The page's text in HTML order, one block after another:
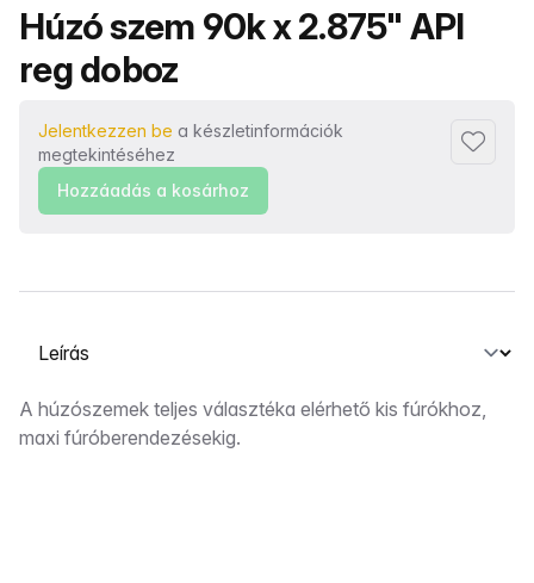
Termék neve
Húzó szem 90k x 2.875" API
reg doboz
Jelentkezzen be a készletinformációk
megtekintéséhez
Hozzáadás a kosárhoz
Válasszon ki egy lapot
Leírás
A húzószemek teljes választéka elérhető kis fúrókhoz,
maxi fúróberendezésekig.